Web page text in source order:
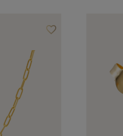
favorite_borderAjouter à vos favoris